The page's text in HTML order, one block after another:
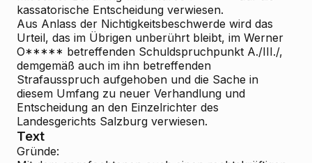
kassatorische Entscheidung verwiesen.
Aus Anlass der Nichtigkeitsbeschwerde wird das
Urteil, das im Übrigen unberührt bleibt, im Werner
O***** betreffenden Schuldspruchpunkt A./III./,
demgemäß auch im ihn betreffenden
Strafausspruch aufgehoben und die Sache in
diesem Umfang zu neuer Verhandlung und
Entscheidung an den Einzelrichter des
Landesgerichts Salzburg verwiesen.
Text
Gründe: